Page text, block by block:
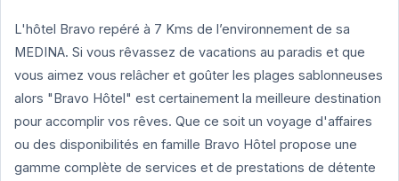
L'hôtel Bravo repéré à 7 Kms de l’environnement de sa
MEDINA. Si vous rêvassez de vacations au paradis et que
vous aimez vous relâcher et goûter les plages sablonneuses
alors "Bravo Hôtel" est certainement la meilleure destination
pour accomplir vos rêves. Que ce soit un voyage d'affaires
ou des disponibilités en famille Bravo Hôtel propose une
gamme complète de services et de prestations de détente